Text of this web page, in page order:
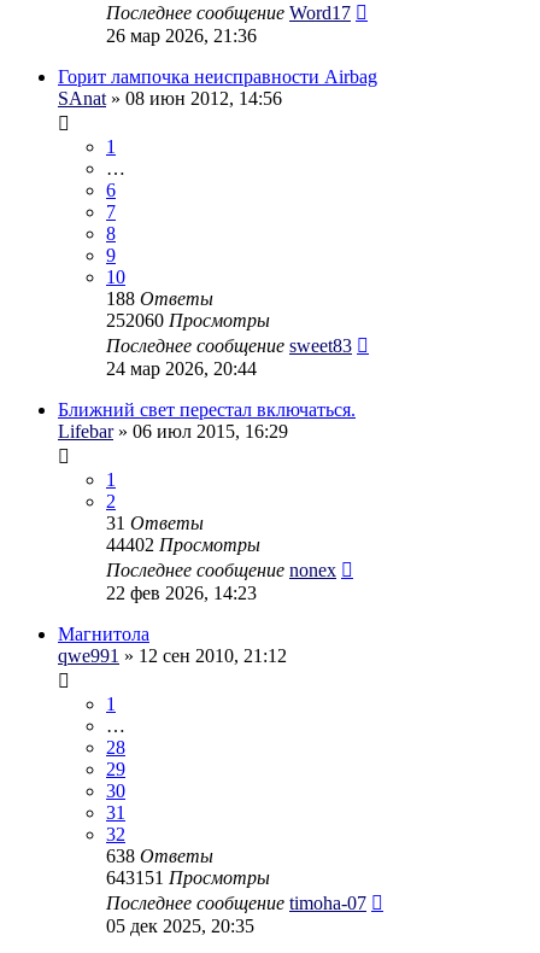
Последнее сообщение Word17
26 мар 2026, 21:36
Горит лампочка неисправности Airbag
SAnat » 08 июн 2012, 14:56
1
…
6
7
8
9
10
188 Ответы
252060 Просмотры
Последнее сообщение sweet83
24 мар 2026, 20:44
Ближний свет перестал включаться.
Lifebar» 06 июл 2015, 16:29
1
2
31 Ответы
44402 Просмотры
Последнее сообщение nonex
22 фев 2026, 14:23
Магнитола
qwe991 » 12 сен 2010, 21:12
1
…
28
29
30
31
32
638 Ответы
643151 Просмотры
Последнее сообщение timoha-07
05 дек 2025, 20:35